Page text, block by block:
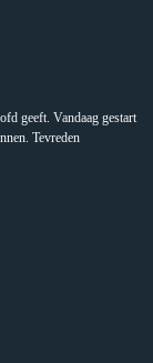
geeft. Vandaag gestart
Tevreden